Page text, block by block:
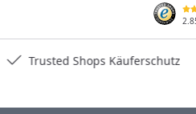
Trusted Shops Käuferschutz